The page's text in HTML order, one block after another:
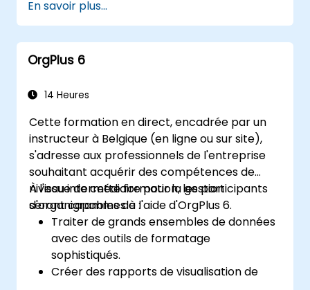
projet.
Être pleinement préparé à passer et
réussir l'examen de certification IREB
CPRE – Niveau Fondamental.
En savoir plus...
OrgPlus 6
14 Heures
Cette formation en direct, encadrée par un
instructeur à Belgique (en ligne ou sur site),
s'adresse aux professionnels de l'entreprise
souhaitant acquérir des compétences de
niveau intermédiaire pour la gestion
d'organigrammes à l'aide d'OrgPlus 6.
À l'issue de cette formation, les participants
seront capables de :
Traiter de grands ensembles de données
avec des outils de formatage
sophistiqués.
Créer des rapports de visualisation de